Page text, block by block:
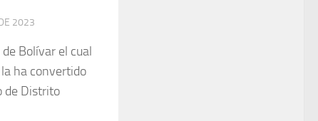
2023
Bolívar el cual
ha convertido
de Distrito